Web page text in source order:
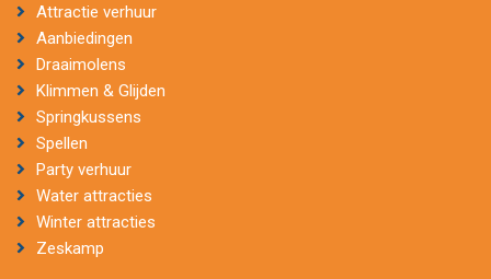
Attractie verhuur
Aanbiedingen
Draaimolens
Klimmen & Glijden
Springkussens
Spellen
Party verhuur
Water attracties
Winter attracties
Zeskamp